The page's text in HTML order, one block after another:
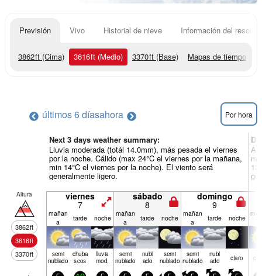
Previsión Vivo Historial de nieve Información del resort
3862ft (Cima) 3616ft (Medio) 3370ft (Base) Mapas de tiempo
últimos 6 díasahora Por hora
Next 3 days weather summary:
Lluvia moderada (totál 14.0mm), más pesada el viernes
por la noche. Cálido (max 24°C el viernes por la mañana,
min 14°C el viernes por la noche). El viento será
generalmente ligero.
Altura
3862ft
3616ft
3370ft
viernes
7
sábado
8
domingo
9
mañan
a
tarde noche mañan
a
tarde noche mañan
a
tarde noche
semi
nublado
chuba
scos
lluvia
mod.
semi
nublado
nubl
ado
semi
nublado
semi
nublado
nubl
ado claro